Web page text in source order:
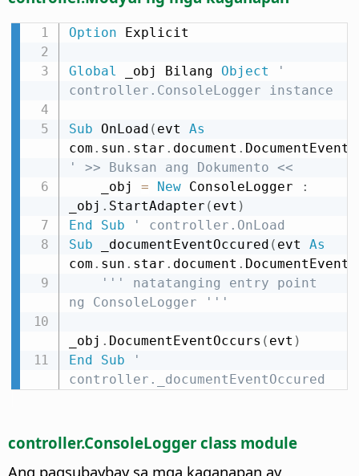
Option Explicit
Global _obj Bilang Object
'
controller.ConsoleLogger instance
Sub OnLoad ( evt As
com . sun . star . document . DocumentEvent
' >> Buksan ang Dokumento <<
    _obj
= New ConsoleLogger
:
_obj . StartAdapter ( evt )
End
Sub
' controller.OnLoad
Sub _documentEventOccured ( evt As
com . sun . star . document . DocumentEvent
''' natatanging entry point
ng ConsoleLogger '''
_obj . DocumentEventOccurs ( evt )
End
Sub
'
controller._documentEventOccured
controller.ConsoleLogger class module
Ang pagsubaybay sa mga kaganapan ay